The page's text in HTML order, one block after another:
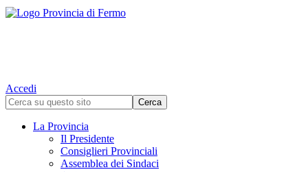
Accedi
La Provincia
Il Presidente
Consiglieri Provinciali
Assemblea dei Sindaci